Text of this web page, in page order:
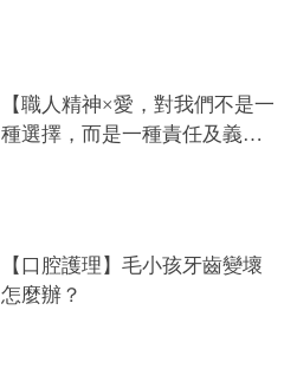
【職人精神×愛，對我們不是一
種選擇，而是一種責任及義
【口腔護理】毛小孩牙齒變壞
怎麼辦？